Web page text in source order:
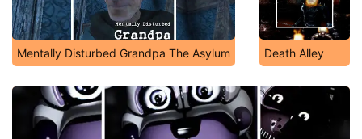
Mentally Disturbed Grandpa The Asylum Death Alley